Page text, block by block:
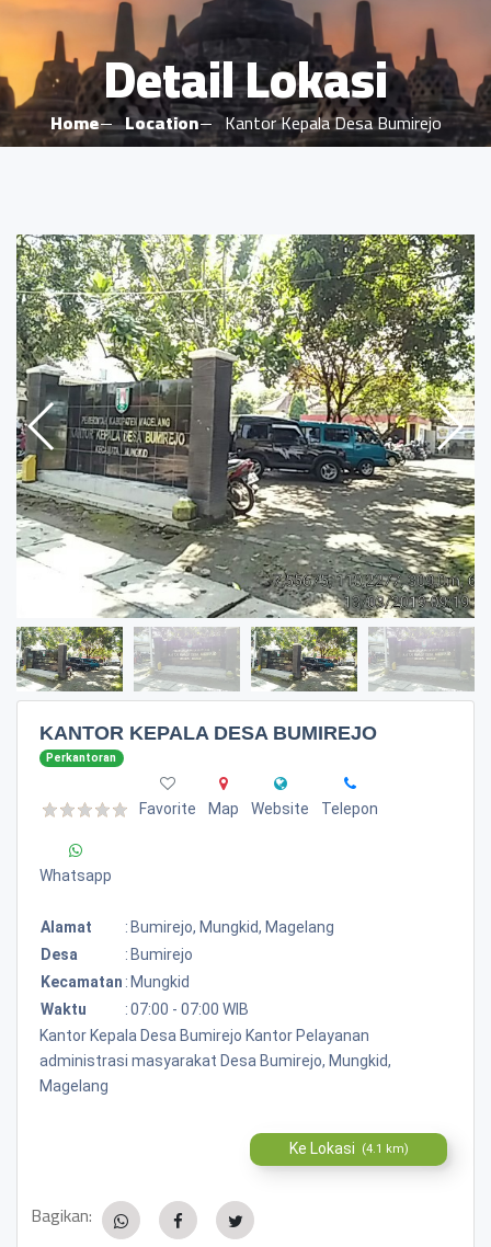
Detail Lokasi
Home Location Kantor Kepala Desa Bumirejo
KANTOR KEPALA DESA BUMIREJO
Perkantoran
Favorite Map Website Telepon
Whatsapp
Alamat : Bumirejo, Mungkid, Magelang
Desa
: Bumirejo
Kecamatan : Mungkid
Waktu
:07:00 - 07:00 WIB
Kantor Kepala Desa Bumirejo Kantor Pelayanan
administrasi masyarakat Desa Bumirejo, Mungkid,
Magelang
Ke Lokasi (4.1 km)
Bagikan: